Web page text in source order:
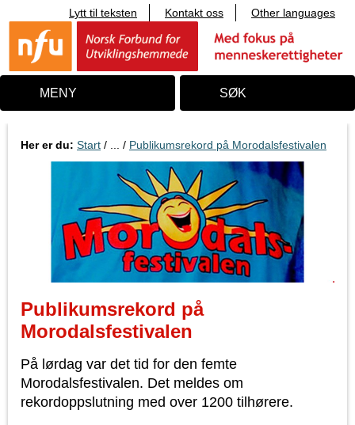
i
n
o
Lytt til teksten Kontakt oss Other languages
MENY SØK
Her er du: Start / ... / Publikumsrekord på Morodalsfestivalen
Publikumsrekord på
Morodalsfestivalen
På lørdag var det tid for den femte
Morodalsfestivalen. Det meldes om
rekordoppslutning med over 1200 tilhørere.